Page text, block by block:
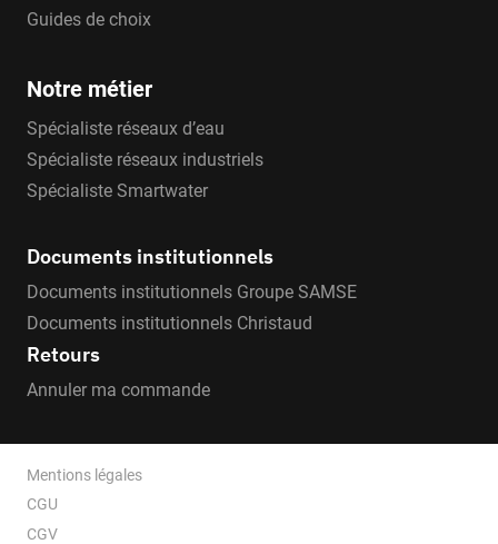
Guides de choix
Notre métier
Spécialiste réseaux d’eau
Spécialiste réseaux industriels
Spécialiste Smartwater
Documents institutionnels
Documents institutionnels Groupe SAMSE
Documents institutionnels Christaud
Retours
Annuler ma commande
Mentions légales
CGU
CGV